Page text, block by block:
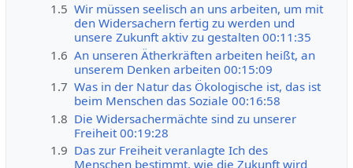
1.5 Wir müssen seelisch an uns arbeiten, um mit
den Widersachern fertig zu werden und
unsere Zukunft aktiv zu gestalten 00:11:35
1.6 An unseren Ätherkräften arbeiten heißt, an
unserem Denken arbeiten 00:15:09
1.7 Was in der Natur das Ökologische ist, das ist
beim Menschen das Soziale 00:16:58
1.8 Die Widersachermächte sind zu unserer
Freiheit 00:19:28
1.9 Das zur Freiheit veranlagte Ich des
Menschen bestimmt, wie die Zukunft wird